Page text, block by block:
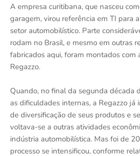
A empresa curitibana, que nasceu
garagem, virou referência em TI para
setor automobilístico. Parte
rodam no Brasil, e mesmo em outras
fabricados aqui, foram montados com
Regazzo.
Quando, no final da segunda década
as dificuldades internas, a Regazzo já
de diversificação de seus produtos e
voltava-se a outras atividades
indústria automobilística. Mas foi de
processo se intensificou, conforme